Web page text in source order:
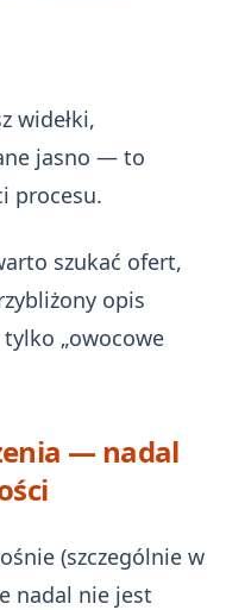
widełki,
jasno — to
procesu.
szukać ofert,
opis
„owocowe
— nadal
(szczególnie w
nadal nie jest